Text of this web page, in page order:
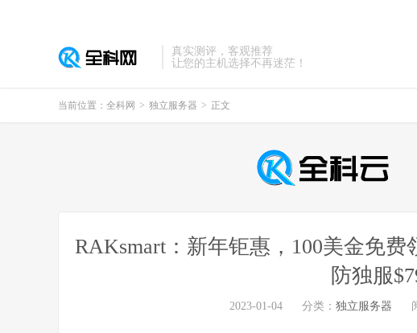
真实测评，客观推荐
让您的主机选择不再迷茫！
当前位置： 全科网 > 独立服务器 > 正文
RAKsmart：新年钜惠，100美金免费
防独服
2023-01-04 分类： 独立服务器